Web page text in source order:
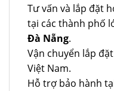
Tư vấn và lắp đặt
tại các thành phố
Đà Nẵng.
Vận chuyển lắp
Việt Nam.
Hỗ trợ bảo hành